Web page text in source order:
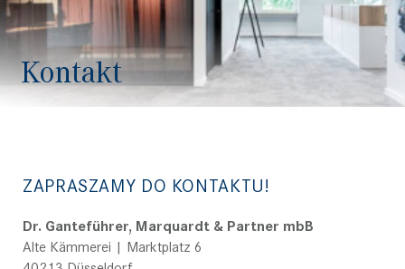
Kontakt
ZAPRASZAMY DO KONTAKTU!
Dr. Ganteführer, Marquardt & Partner mbB
Alte Kämmerei | Marktplatz 6